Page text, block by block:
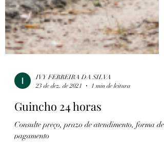
IVY FERREIRA DA SILVA
23 de dez. de 2021
1 min de leitura
Guincho 24 horas